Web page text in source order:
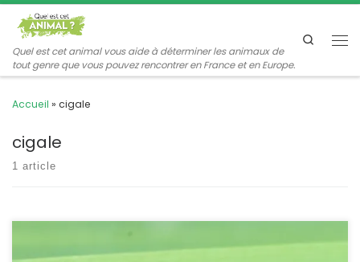
Passer au contenu
Quel est cet animal vous aide à déterminer les animaux de
tout genre que vous pouvez rencontrer en France et en Europe.
Search
Accueil » cigale
cigale
1 article